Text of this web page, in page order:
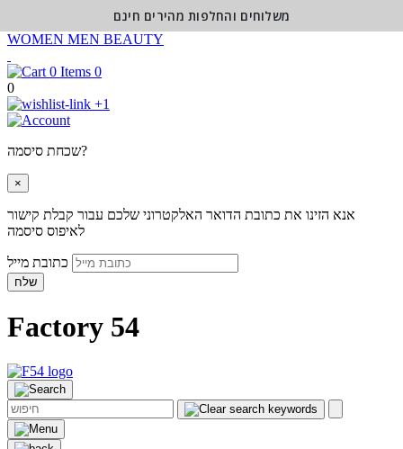
WOMEN MEN BEAUTY
0
0
+1
שכחת סיסמה?
×
אנא הזינו את כתובת הדואר האלקטרוני שלכם עבור קבלת קישור
לאיפוס סיסמה
שלח
Factory 54
משלוחים והחלפות מהירים חינם